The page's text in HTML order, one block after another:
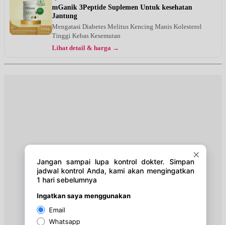
EKSEKUTIF
Jumat, 14/08/2026
Jam 14:00 - 17:00
Jam 08:00 - 10:00
Rabu, 19/08/2026
Jam 13:00 - 14:00
Rabu, 19/08/2026
mGanik 3Peptide Suplemen Untuk kesehatan
Jantung
Mengatasi Diabetes Melitus Kencing Manis Kolesterol
Tinggi Kebas Kesemutan
Lihat detail & harga →